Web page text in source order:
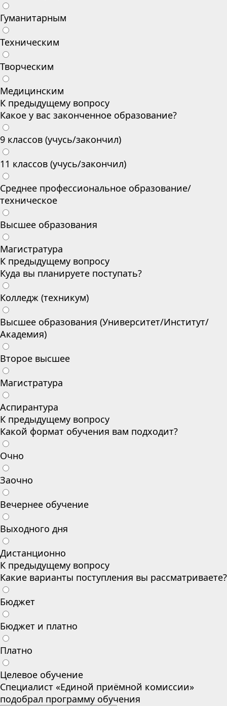
Гуманитарным
Техническим
Творческим
Медицинским
К предыдущему вопросу
Какое у вас законченное образование?
9 классов (учусь/закончил)
11 классов (учусь/закончил)
Среднее профессиональное образование/
техническое
Высшее образования
Магистратура
К предыдущему вопросу
Куда вы планируете поступать?
Колледж (техникум)
Высшее образования (Университет/Институт/
Академия)
Второе высшее
Магистратура
Аспирантура
К предыдущему вопросу
Какой формат обучения вам подходит?
Очно
Заочно
Вечернее обучение
Выходного дня
Дистанционно
К предыдущему вопросу
Какие варианты поступления вы рассматриваете?
Бюджет
Бюджет и платно
Платно
Целевое обучение
Специалист «Единой приёмной комиссии»
подобрал программу обучения